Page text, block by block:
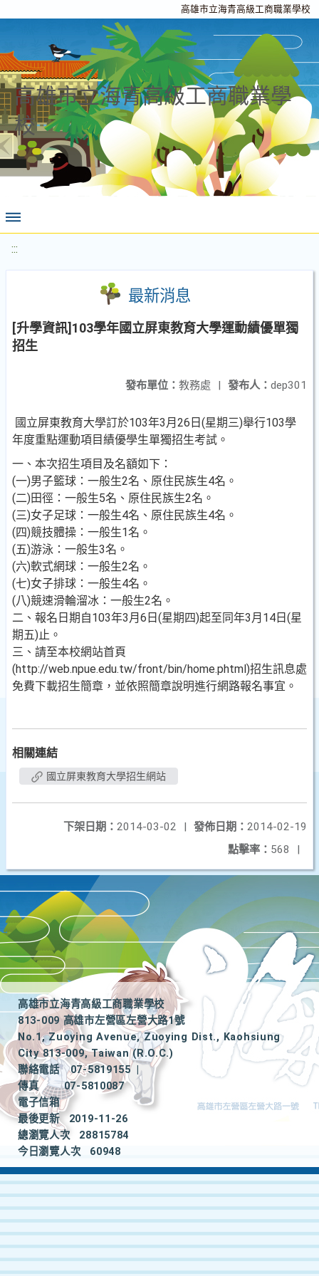
高雄市立海青高級工商職業學校
高雄市立海青高級工商職業學
校
:::
最新消息
[升學資訊]103學年國立屏東教育大學運動績優單獨
招生
發布人： dep301
發布單位： 教務處 |
國立屏東教育大學訂於103年3月26日(星期三)舉行103學
年度重點運動項目績優學生單獨招生考試。
一、本次招生項目及名額如下：
(一)男子籃球：一般生2名、原住民族生4名。
(二)田徑：一般生5名、原住民族生2名。
(三)女子足球：一般生4名、原住民族生4名。
(四)競技體操：一般生1名。
(五)游泳：一般生3名。
(六)軟式網球：一般生2名。
(七)女子排球：一般生4名。
(八)競速滑輪溜冰：一般生2名。
二、報名日期自103年3月6日(星期四)起至同年3月14日(星
期五)止。
三、請至本校網站首頁
(http://web.npue.edu.tw/front/bin/home.phtml)招生訊息處
免費下載招生簡章，並依照簡章說明進行網路報名事宜。
相關連結
國立屏東教育大學招生網站
發佈日期： 2014-02-19
下架日期： 2014-03-02
|
點擊率： 568 |
高雄市立海青高級工商職業學校
813-009 高雄市左營區左營大路1號
No.1, Zuoying Avenue, Zuoying Dist., Kaohsiung
City 813-009, Taiwan (R.O.C.)
聯絡電話
07-5819155
|
傳真
07-5810087
電子信箱
最後更新
2019-11-26
總瀏覽人次
28815784
今日瀏覽人次
60948